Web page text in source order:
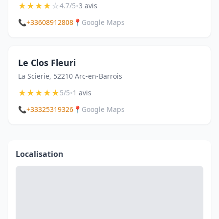
★★★★☆4.7/5•3 avis
📞+33608912808 📍 Google Maps
Le Clos Fleuri
La Scierie, 52210 Arc-en-Barrois
★★★★★5/5•1 avis
📞+33325319326 📍 Google Maps
Localisation